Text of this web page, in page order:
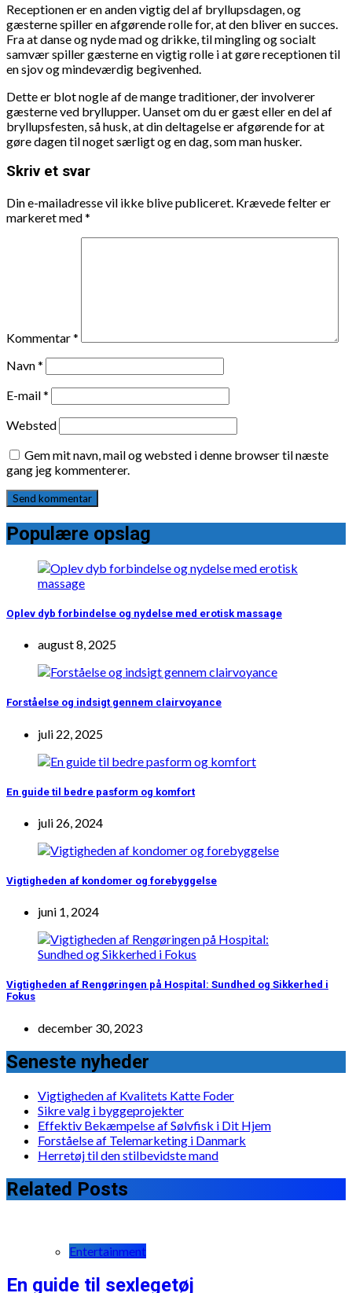
Receptionen er en anden vigtig del af bryllupsdagen, og
gæsterne spiller en afgørende rolle for, at den bliver en succes.
Fra at danse og nyde mad og drikke, til mingling og socialt
samvær spiller gæsterne en vigtig rolle i at gøre receptionen til
en sjov og mindeværdig begivenhed.
Dette er blot nogle af de mange traditioner, der involverer
gæsterne ved bryllupper. Uanset om du er gæst eller en del af
bryllupsfesten, så husk, at din deltagelse er afgørende for at
gøre dagen til noget særligt og en dag, som man husker.
Skriv et svar
Din e-mailadresse vil ikke blive publiceret. Krævede felter er
markeret med*
Kommentar*
Navn*
E-mail*
Websted
Gem mit navn, mail og websted i denne browser til næste
gang jeg kommenterer.
Populære opslag
Oplev dyb forbindelse og nydelse med erotisk massage
august 8, 2025
Forståelse og indsigt gennem clairvoyance
juli 22, 2025
En guide til bedre pasform og komfort
juli 26, 2024
Vigtigheden af kondomer og forebyggelse
juni 1, 2024
Vigtigheden af Rengøringen på Hospital: Sundhed og Sikkerhed i
Fokus
december 30, 2023
Seneste nyheder
Vigtigheden af Kvalitets Katte Foder
Sikre valg i byggeprojekter
Effektiv Bekæmpelse af Sølvfisk i Dit Hjem
Forståelse af Telemarketing i Danmark
Herretøj til den stilbevidste mand
Related Posts
Entertainment
En guide til sexlegetøj